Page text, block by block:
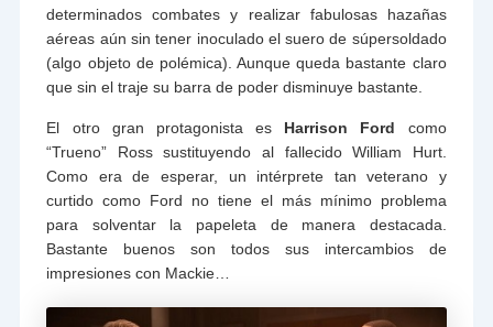
determinados combates y realizar fabulosas hazañas
aéreas aún sin tener inoculado el suero de súpersoldado
(algo objeto de polémica). Aunque queda bastante claro
que sin el traje su barra de poder disminuye bastante.
El otro gran protagonista es Harrison Ford como
“Trueno” Ross sustituyendo al fallecido William Hurt.
Como era de esperar, un intérprete tan veterano y
curtido como Ford no tiene el más mínimo problema
para solventar la papeleta de manera destacada.
Bastante buenos son todos sus intercambios de
impresiones con Mackie…